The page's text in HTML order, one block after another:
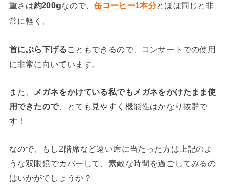
重さは約200gなので、 缶コーヒー1本分とほぼ同じと非
常に軽く、
首にぶら下げる こともできるので、コンサートでの使用
に非常に向いています。
また、
メガネをかけている私でもメガネをかけたまま使
用できたので、とても見やすく機能性はかなり抜群で
す！
なので、もし2階席など遠い席に当たった方は上記のよ
うな双眼鏡でカバーして、素敵な時間を過ごしてみるの
はいかがでしょうか？